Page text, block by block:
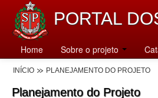
PORTAL
Home Sobre o projeto
INÍCIO PLANEJAMENTO DO PROJETO
Planejamento do Projeto